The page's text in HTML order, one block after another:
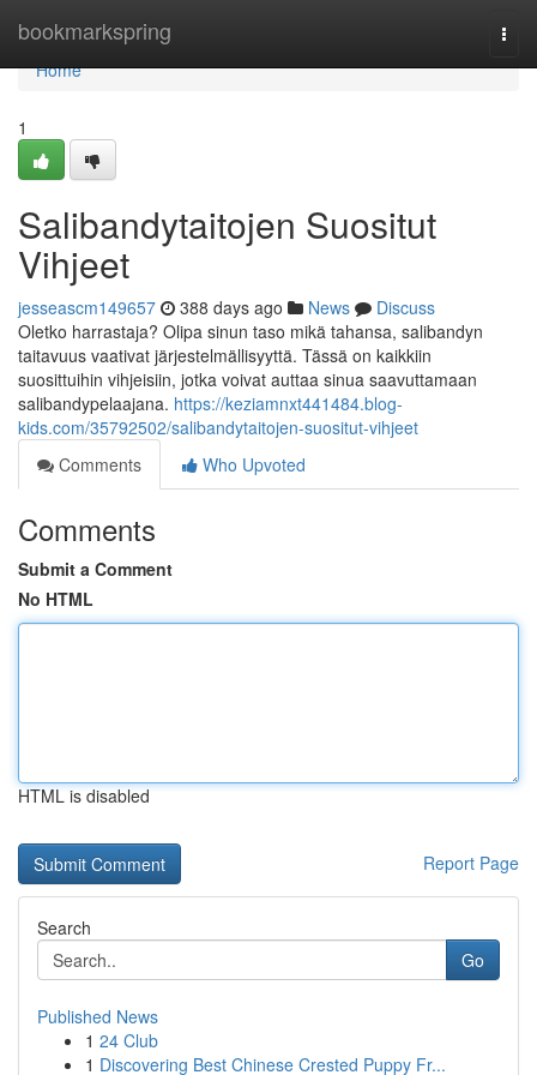
bookmarkspring
Home
Home
1
Salibandytaitojen Suositut
Vihjeet
jesseascm149657 388 days ago News
Discuss
Oletko harrastaja? Olipa sinun taso mikä tahansa, salibandyn
taitavuus vaativat järjestelmällisyyttä. Tässä on kaikkiin
suosittuihin vihjeisiin, jotka voivat auttaa sinua saavuttamaan
salibandypelaajana. https://keziamnxt441484.blog-
kids.com/35792502/salibandytaitojen-suositut-vihjeet
Comments
Who Upvoted
Comments
Submit a Comment
No HTML
HTML is disabled
Report Page
Search
Go
Published News
1 24 Club
1 Discovering Best Chinese Crested Puppy Fr...